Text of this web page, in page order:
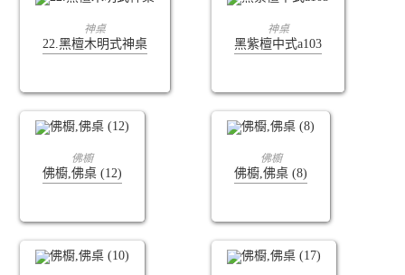
查看內容
神桌
22.黑檀木明式神桌
查看內容
神桌
黑紫檀中式a103
查看內容
佛櫥
佛櫥,佛桌 (12)
查看內容
佛櫥
佛櫥,佛桌 (8)